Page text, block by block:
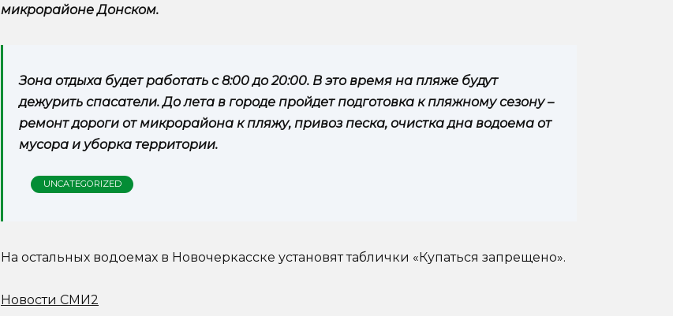
микрорайоне Донском.
Зона отдыха будет работать с 8:00 до 20:00. В это время на пляже будут
дежурить спасатели. До лета в городе пройдет подготовка к пляжному сезону –
ремонт дороги от микрорайона к пляжу, привоз песка, очистка дна водоема от
мусора и уборка территории.
UNCATEGORIZED
На остальных водоемах в Новочеркасске установят таблички «Купаться запрещено».
Новости СМИ2